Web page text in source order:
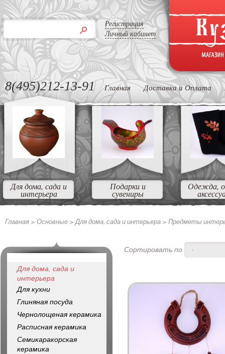
Регистрация
Личный кабинет
8(495)212-13-91 Главная Доставка и Оплата
Для дома, сада и
интерьера
Подарки и
сувениры
Одежда,
Главная > Основные >Для дома, сада и интерьера > Предметы
Сортировать по -
Для дома, сада и
интерьера
Для кухни
Глиняная посуда
Чернолощеная керамика
Расписная керамика
Семикаракорская
керамика